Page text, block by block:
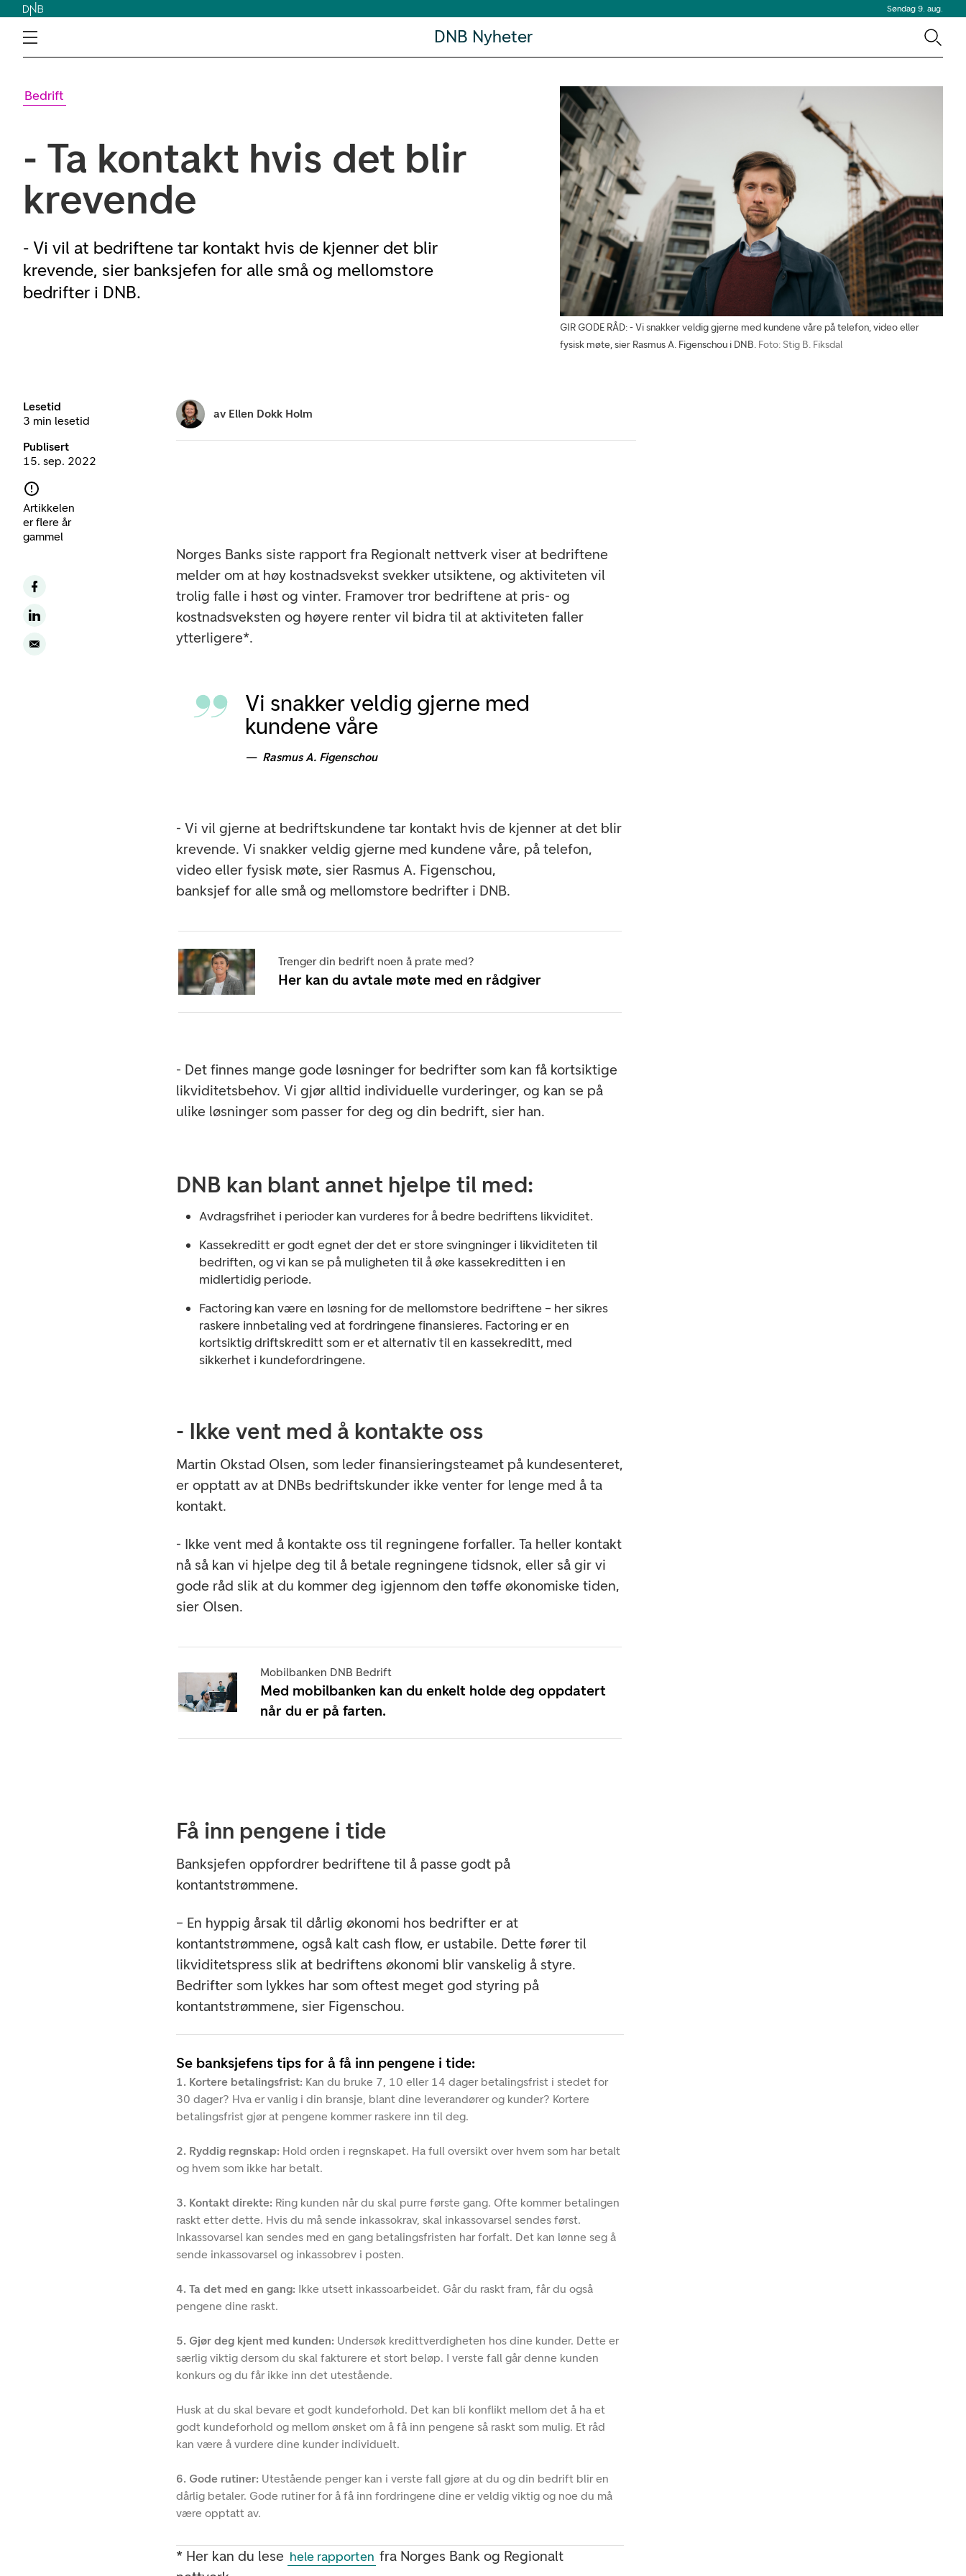
Søndag 9. aug.
DNB Nyheter
Bedrift
- Ta kontakt hvis det blir
krevende
- Vi vil at bedriftene tar kontakt hvis de kjenner det blir
krevende, sier banksjefen for alle små og mellomstore
bedrifter i DNB.
GIR GODE RÅD: - Vi snakker veldig gjerne med kundene våre på telefon, video eller
fysisk møte, sier Rasmus A. Figenschou i DNB. Foto: Stig B. Fiksdal
Lesetid
3 min lesetid
Publisert
15. sep. 2022
Artikkelen
er flere år
gammel
av Ellen Dokk Holm
Norges Banks siste rapport fra Regionalt nettverk viser at bedriftene
melder om at høy kostnadsvekst svekker utsiktene, og aktiviteten vil
trolig falle i høst og vinter. Framover tror bedriftene at pris- og
kostnadsveksten og høyere renter vil bidra til at aktiviteten faller
ytterligere*.
Vi snakker veldig gjerne med
kundene våre
Rasmus A. Figenschou
- Vi vil gjerne at bedriftskundene tar kontakt hvis de kjenner at det blir
krevende. Vi snakker veldig gjerne med kundene våre, på telefon,
video eller fysisk møte, sier Rasmus A. Figenschou,
banksjef for alle små og mellomstore bedrifter i DNB.
Trenger din bedrift noen å prate med?
Her kan du avtale møte med en rådgiver
- Det finnes mange gode løsninger for bedrifter som kan få kortsiktige
likviditetsbehov. Vi gjør alltid individuelle vurderinger, og kan se på
ulike løsninger som passer for deg og din bedrift, sier han.
DNB kan blant annet hjelpe til med:
Avdragsfrihet i perioder kan vurderes for å bedre bedriftens likviditet.
Kassekreditt er godt egnet der det er store svingninger i likviditeten til
bedriften, og vi kan se på muligheten til å øke kassekreditten i en
midlertidig periode.
Factoring kan være en løsning for de mellomstore bedriftene – her sikres
raskere innbetaling ved at fordringene finansieres. Factoring er en
kortsiktig driftskreditt som er et alternativ til en kassekreditt, med
sikkerhet i kundefordringene.
- Ikke vent med å kontakte oss
Martin Okstad Olsen, som leder finansieringsteamet på kundesenteret,
er opptatt av at DNBs bedriftskunder ikke venter for lenge med å ta
kontakt.
- Ikke vent med å kontakte oss til regningene forfaller. Ta heller kontakt
nå så kan vi hjelpe deg til å betale regningene tidsnok, eller så gir vi
gode råd slik at du kommer deg igjennom den tøffe økonomiske tiden,
sier Olsen.
Mobilbanken DNB Bedrift
Med mobilbanken kan du enkelt holde deg oppdatert
når du er på farten.
Få inn pengene i tide
Banksjefen oppfordrer bedriftene til å passe godt på
kontantstrømmene.
– En hyppig årsak til dårlig økonomi hos bedrifter er at
kontantstrømmene, også kalt cash flow, er ustabile. Dette fører til
likviditetspress slik at bedriftens økonomi blir vanskelig å styre.
Bedrifter som lykkes har som oftest meget god styring på
kontantstrømmene, sier Figenschou.
Se banksjefens tips for å få inn pengene i tide:
1. Kortere betalingsfrist: Kan du bruke 7, 10 eller 14 dager betalingsfrist i stedet for
30 dager? Hva er vanlig i din bransje, blant dine leverandører og kunder? Kortere
betalingsfrist gjør at pengene kommer raskere inn til deg.
2. Ryddig regnskap: Hold orden i regnskapet. Ha full oversikt over hvem som har betalt
og hvem som ikke har betalt.
3. Kontakt direkte: Ring kunden når du skal purre første gang. Ofte kommer betalingen
raskt etter dette. Hvis du må sende inkassokrav, skal inkassovarsel sendes først.
Inkassovarsel kan sendes med en gang betalingsfristen har forfalt. Det kan lønne seg å
sende inkassovarsel og inkassobrev i posten.
4. Ta det med en gang: Ikke utsett inkassoarbeidet. Går du raskt fram, får du også
pengene dine raskt.
5. Gjør deg kjent med kunden: Undersøk kredittverdigheten hos dine kunder. Dette er
særlig viktig dersom du skal fakturere et stort beløp. I verste fall går denne kunden
konkurs og du får ikke inn det utestående.
Husk at du skal bevare et godt kundeforhold. Det kan bli konflikt mellom det å ha et
godt kundeforhold og mellom ønsket om å få inn pengene så raskt som mulig. Et råd
kan være å vurdere dine kunder individuelt.
6. Gode rutiner: Utestående penger kan i verste fall gjøre at du og din bedrift blir en
dårlig betaler. Gode rutiner for å få inn fordringene dine er veldig viktig og noe du må
være opptatt av.
* Her kan du lese hele rapporten fra Norges Bank og Regionalt